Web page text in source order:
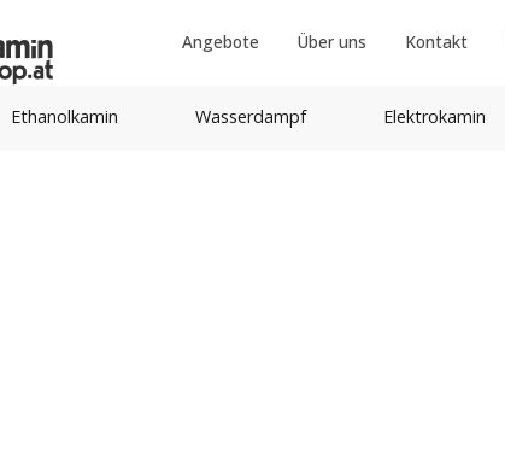
Angebote Über uns Kontakt
Ethanolkamin Wasserdampf Elektrokamin